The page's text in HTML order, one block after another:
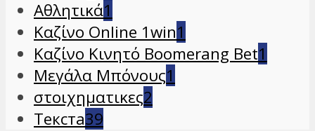
Αθλητικά1
Καζίνο Online 1win1
Καζίνο Κινητό Boomerang Bet1
Μεγάλα Μπόνους1
στοιχηματικες2
Текста39